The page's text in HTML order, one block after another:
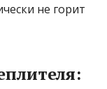
не горит